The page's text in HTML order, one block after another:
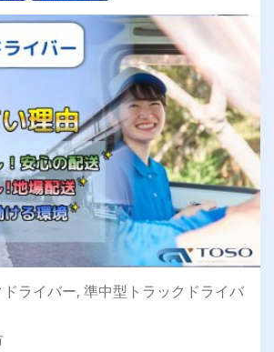
ライバー, 準中型トラックドライバ